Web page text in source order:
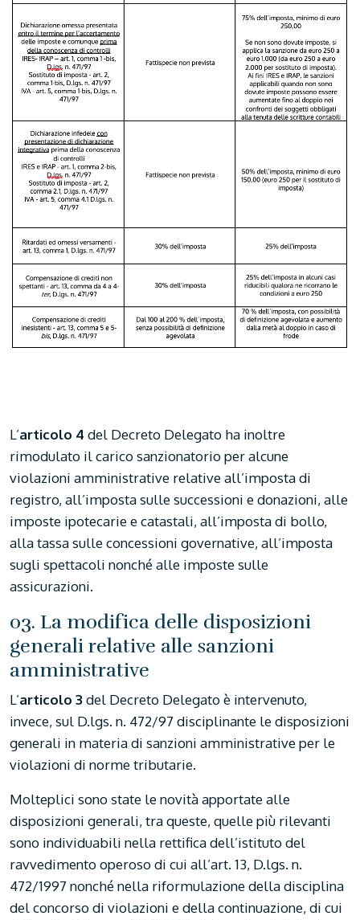
L’articolo 4 del Decreto Delegato ha inoltre
rimodulato il carico sanzionatorio per alcune
violazioni amministrative relative all’imposta di
registro, all’imposta sulle successioni e donazioni, alle
imposte ipotecarie e catastali, all’imposta di bollo,
alla tassa sulle concessioni governative, all’imposta
sugli spettacoli nonché alle imposte sulle
assicurazioni.
03. La modifica delle disposizioni
generali relative alle sanzioni
amministrative
L’articolo 3del Decreto Delegato è intervenuto,
invece, sul D.lgs. n. 472/97 disciplinante le disposizioni
generali in materia di sanzioni amministrative per le
violazioni di norme tributarie.
Molteplici sono state le novità apportate alle
disposizioni generali, tra queste, quelle più rilevanti
sono individuabili nella rettifica dell’istituto del
ravvedimento operoso di cui all’art. 13, D.lgs. n.
472/1997 nonché nella riformulazione della disciplina
del concorso di violazioni e della continuazione, di cui